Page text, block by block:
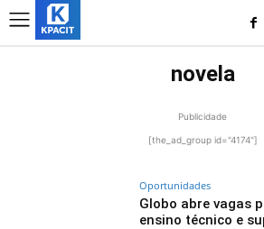
novela
Publicidade
[the_ad_group id="4174"]
Oportunidades
Globo abre vagas
ensino técnico e